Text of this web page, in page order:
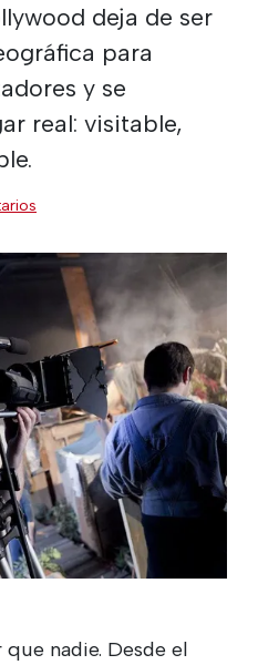
deja de ser
para
y se
real: visitable,
nadie. Desde el